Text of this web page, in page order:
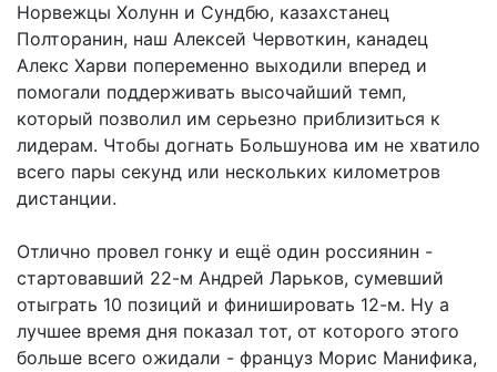
Норвежцы Холунн и Сундбю, казахстанец
Полторанин, наш Алексей Червоткин, канадец
Алекс Харви попеременно выходили вперед и
помогали поддерживать высочайший темп,
который позволил им серьезно приблизиться к
лидерам. Чтобы догнать Большунова им не хватило
всего пары секунд или нескольких километров
дистанции.
Отлично провел гонку и ещё один россиянин -
стартовавший 22-м Андрей Ларьков, сумевший
отыграть 10 позиций и финишировать 12-м. Ну а
лучшее время дня показал тот, от которого этого
больше всего ожидали - француз Морис Манифика,